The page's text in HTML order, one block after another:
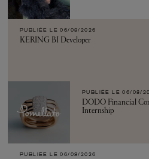
PUBLIÉE LE 06/08/2026
KERING BI Developer
PUBLIÉE LE 06/08/
DODO Financial
Internship
PUBLIÉE LE 06/08/2026